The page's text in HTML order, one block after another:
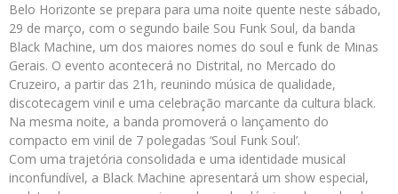
Belo Horizonte se prepara para uma noite quente neste sábado,
29 de março, com o segundo baile Sou Funk Soul, da banda
Black Machine, um dos maiores nomes do soul e funk de Minas
Gerais. O evento acontecerá no Distrital, no Mercado do
Cruzeiro, a partir das 21h, reunindo música de qualidade,
discotecagem vinil e uma celebração marcante da cultura black.
Na mesma noite, a banda promoverá o lançamento do
compacto em vinil de 7 polegadas ‘Soul Funk Soul’.
Com uma trajetória consolidada e uma identidade musical
inconfundível, a Black Machine apresentará um show especial,